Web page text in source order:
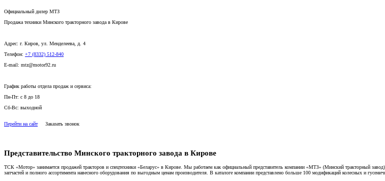
Официальный дилер МТЗ
Продажа техники Минского тракторного завода в Кирове
Адрес: г. Киров, ул. Менделеева, д. 4
Телефон: +7 (8332) 512-840
E-mail: mtz@motor92.ru
График работы отдела продаж и сервиса:
Пн-Пт: с 8 до 18
Сб-Вс: выходной
Перейти на сайт Заказать звонок
Представительство Минского тракторного завода в Кирове
ТСК «Мотор» занимается продажей тракторов и спецтехники «Беларус» в Кирове. Мы работаем как официальный представитель компании «МТЗ» (Минский тракторный
запчастей и полного ассортимента навесного оборудования по выгодным ценам производителя. В каталоге компании представлено больше 100 модификаций колесных и